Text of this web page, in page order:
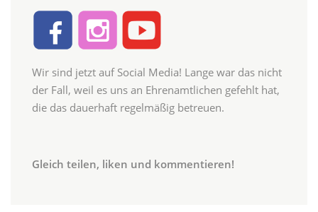
Wir sind jetzt auf Social Media! Lange war das nicht
der Fall, weil es uns an Ehrenamtlichen gefehlt hat,
die das dauerhaft regelmäßig betreuen.
Gleich teilen, liken und kommentieren!